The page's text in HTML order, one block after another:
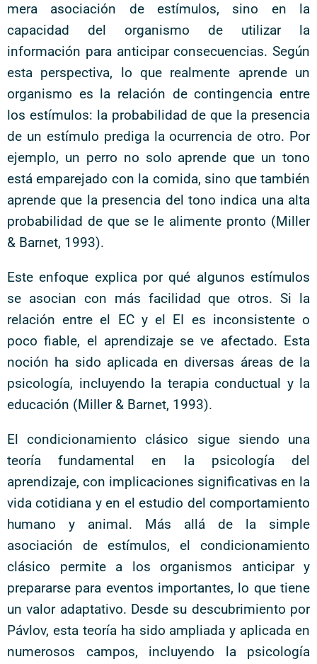
mera asociación de estímulos, sino en la
capacidad del organismo de utilizar la
información para anticipar consecuencias. Según
esta perspectiva, lo que realmente aprende un
organismo es la relación de contingencia entre
los estímulos: la probabilidad de que la presencia
de un estímulo prediga la ocurrencia de otro. Por
ejemplo, un perro no solo aprende que un tono
está emparejado con la comida, sino que también
aprende que la presencia del tono indica una alta
probabilidad de que se le alimente pronto (Miller
& Barnet, 1993).
Este enfoque explica por qué algunos estímulos
se asocian con más facilidad que otros. Si la
relación entre el EC y el EI es inconsistente o
poco fiable, el aprendizaje se ve afectado. Esta
noción ha sido aplicada en diversas áreas de la
psicología, incluyendo la terapia conductual y la
educación (Miller & Barnet, 1993).
El condicionamiento clásico sigue siendo una
teoría fundamental en la psicología del
aprendizaje, con implicaciones significativas en la
vida cotidiana y en el estudio del comportamiento
humano y animal. Más allá de la simple
asociación de estímulos, el condicionamiento
clásico permite a los organismos anticipar y
prepararse para eventos importantes, lo que tiene
un valor adaptativo. Desde su descubrimiento por
Pávlov, esta teoría ha sido ampliada y aplicada en
numerosos campos, incluyendo la psicología